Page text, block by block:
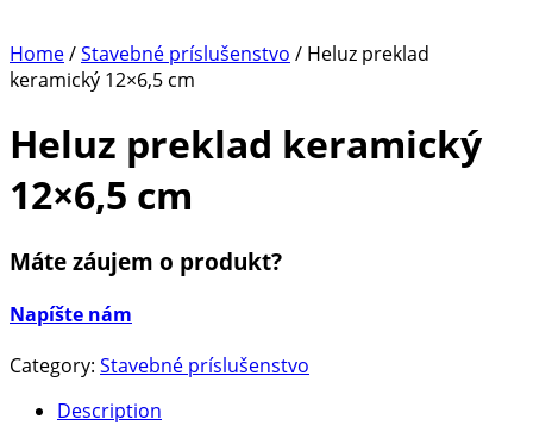
Home/Stavebné príslušenstvo / Heluz preklad
keramický 12×6,5 cm
Heluz preklad keramický
12×6,5 cm
Máte záujem o produkt?
Napíšte nám
Category: Stavebné príslušenstvo
Description